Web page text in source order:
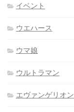
イベント
ウエハース
ウマ娘
ウルトラマン
エヴァンゲリオン